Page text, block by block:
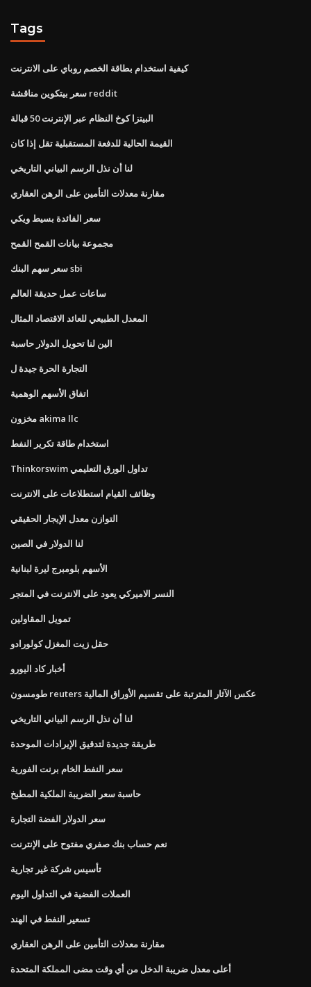
Tags
كيفية استخدام بطاقة الخصم روباي على الانترنت
سعر بيتكوين مناقشة reddit
البيتزا كوخ النظام عبر الإنترنت 50 قبالة
القيمة الحالية للدفعة المستقبلية تقل إذا كان
لنا أن نذل الرسم البياني التاريخي
مقارنة معدلات التأمين على الرهن العقاري
سعر الفائدة بسيط ويكي
مجموعة بيانات القمح القمح
سعر سهم البنك sbi
ساعات عمل حديقة العالم
المعدل الطبيعي للعائد الاقتصاد المثال
الين لنا تحويل الدولار حاسبة
التجارة الحرة جيدة ل
اتفاق الأسهم الوهمية
مخزون akima llc
استخدام طاقة تكرير النفط
Thinkorswim تداول الورق التعليمي
وظائف القيام استطلاعات على الانترنت
التوازن معدل الإيجار الحقيقي
لنا الدولار في الصين
الأسهم بلومبرج ليرة لبنانية
النسر الاميركي يعود على الانترنت في المتجر
تمويل المقاولين
حقل زيت المغزل كولورادو
أخبار كاد اليورو
طومسون reuters عكس الآثار المترتبة على تقسيم الأوراق المالية
لنا أن نذل الرسم البياني التاريخي
طريقة جديدة لتدقيق الإيرادات الموحدة
سعر النفط الخام برنت الفورية
حاسبة سعر الضريبة الملكية المطبخ
سعر الدولار الفضة التجارة
نعم حساب بنك صفري مفتوح على الإنترنت
تأسيس شركة غير تجارية
العملات الفضية في التداول اليوم
تسعير النفط في الهند
مقارنة معدلات التأمين على الرهن العقاري
أعلى معدل ضريبة الدخل من أي وقت مضى المملكة المتحدة